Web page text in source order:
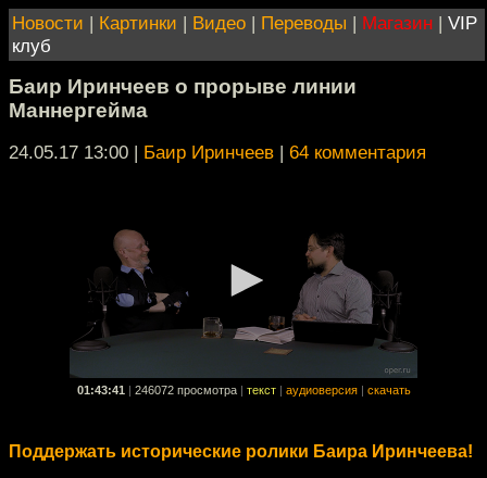
Новости | Картинки | Видео | Переводы | Магазин | VIP
клуб
Баир Иринчеев о прорыве линии
Маннергейма
24.05.17 13:00 | Баир Иринчеев | 64 комментария
01:43:41 246072 просмотра текст аудиоверсия скачать
Поддержать исторические ролики Баира Иринчеева!